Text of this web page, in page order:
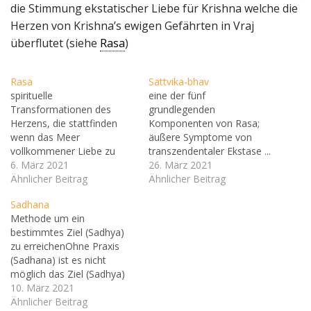
die Stimmung ekstatischer Liebe für Krishna welche die
Herzen von Krishna’s ewigen Gefährten in Vraj
überflutet (siehe Rasa)
Rasa
spirituelle
Transformationen des
Herzens, die stattfinden
wenn das Meer
vollkommener Liebe zu
Krishna (rati) in einer der
fünf Arten von Beziehung
vatsalya, madhurya) durch
vielfältige Stimuli (vibhav),
Ausdruck transzendentaler
Empfindungen (anubhav),
Ekstasen (sattvika-bhav)
und wechselnde
Erregungen
(vyabhicaribhav) in Wallung
6. März 2021
Ähnlicher Beitrag
Sattvika-bhav
eine der fünf
grundlegenden
Komponenten von Rasa;
äußere Symptome von
transzendentaler Ekstase ...
26. März 2021
Ähnlicher Beitrag
Sadhana
Methode um ein
bestimmtes Ziel (Sadhya)
zu erreichenOhne Praxis
(Sadhana) ist es nicht
möglich das Ziel (Sadhya)
zu erreichen.Es gibt viele
verschieden Arten von
10. März 2021
Ähnlicher Beitrag